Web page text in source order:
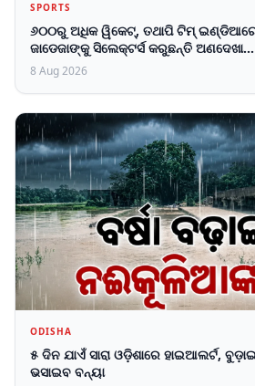
SPORTS
୬୦୦ରୁ ଅଧିକ ୱିକେଟ୍, ତଥାପି ଟିମ୍ ଇଣ୍ଡିଆରେ
ଜାଡେଜାଙ୍କୁ ସିଲେକ୍ଟର୍ସ କରୁଛନ୍ତି ଅଣଦେଖା...
8 Aug 2026
ODISHA
୫ ଦିନ ଯାଏଁ ସାରା ଓଡ଼ିଶାରେ ହାଇଆଲର୍ଟ,
ଭସାଇବ ବନ୍ୟା